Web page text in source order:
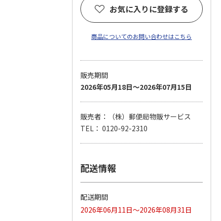
お気に入りに登録する
商品についてのお問い合わせはこちら
販売期間
2026年05月18日～2026年07月15日
販売者：（株）郵便局物販サービス
TEL： 0120-92-2310
配送情報
配送期間
2026年06月11日～2026年08月31日